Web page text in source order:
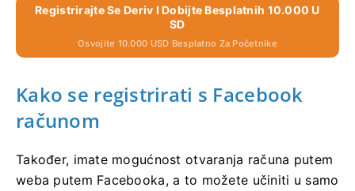
Registrirajte Se Deriv I Dobijte Besplatnih 10.000 U
SD
Osvojite 10.000 USD Besplatno Za Početnike
Kako se registrirati s Facebook
računom
Također, imate mogućnost otvaranja računa putem
weba putem Facebooka, a to možete učiniti u samo